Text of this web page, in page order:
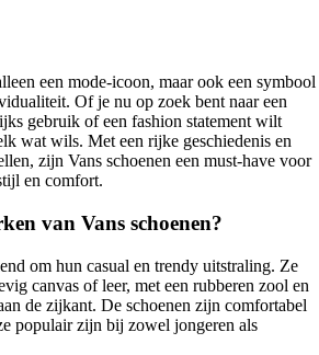
een mode-icoon, maar ook een symbool
Of je nu op zoek bent naar een
gebruik of een fashion statement wilt
wat wils. Met een rijke geschiedenis en
zijn Vans schoenen een must-have voor
en comfort.
van Vans schoenen?
om hun casual en trendy uitstraling. Ze
canvas of leer, met een rubberen zool en
de zijkant. De schoenen zijn comfortabel
populair zijn bij zowel jongeren als